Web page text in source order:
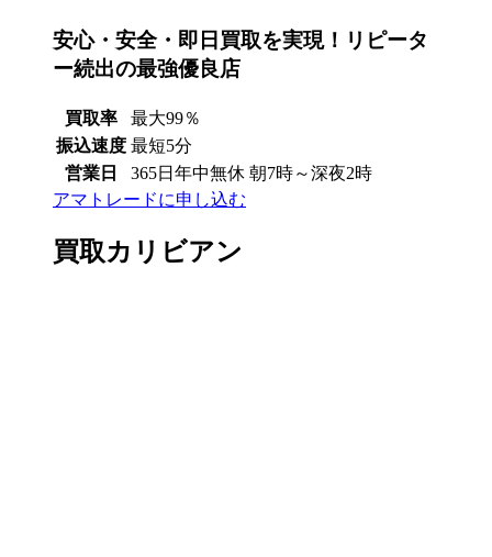
安心・安全・即日買取を実現！リピータ
ー続出の最強優良店
買取率
最大99％
振込速度 最短5分
営業日
365日年中無休 朝7時～深夜2時
アマトレードに申し込む
買取カリビアン